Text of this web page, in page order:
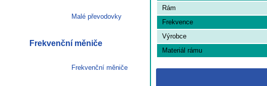
Rám
Frekvence
Výrobce
Materiál rámu
Malé převodovky
Frekvenční měniče
Frekvenční měniče